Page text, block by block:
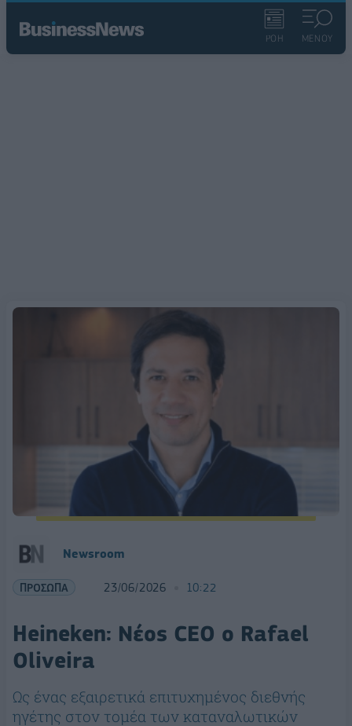
ΡΟΗ ΜΕΝΟΥ
Newsroom
ΠΡΟΣΩΠΑ 23/06/2026 10:22
Heineken: Νέος CEO ο Rafael
Oliveira
Ως ένας εξαιρετικά επιτυχημένος διεθνής
ηγέτης στον τομέα των καταναλωτικών